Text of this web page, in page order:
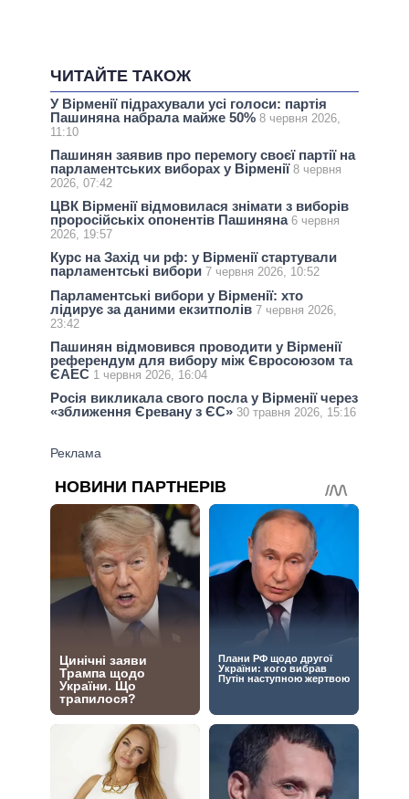
ЧИТАЙТЕ ТАКОЖ
У Вірменії підрахували усі голоси: партія
Пашиняна набрала майже 50% 8 червня 2026,
11:10
Пашинян заявив про перемогу своєї партії на
парламентських виборах у Вірменії 8 червня
2026, 07:42
ЦВК Вірменії відмовилася знімати з виборів
проросійськіх опонентів Пашиняна 6 червня
2026, 19:57
Курс на Захід чи рф: у Вірменії стартували
парламентські вибори 7 червня 2026, 10:52
Парламентські вибори у Вірменії: хто
лідирує за даними екзитполів 7 червня 2026,
23:42
Пашинян відмовився проводити у Вірменії
референдум для вибору між Євросоюзом та
ЄАЕС 1 червня 2026, 16:04
Росія викликала свого посла у Вірменії через
«зближення Єревану з ЄС» 30 травня 2026, 15:16